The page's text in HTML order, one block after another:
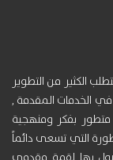
الكثير من التطوير
الخدمات المقدمة ,
بفكر ومنهجية
التي تسعى دائماً